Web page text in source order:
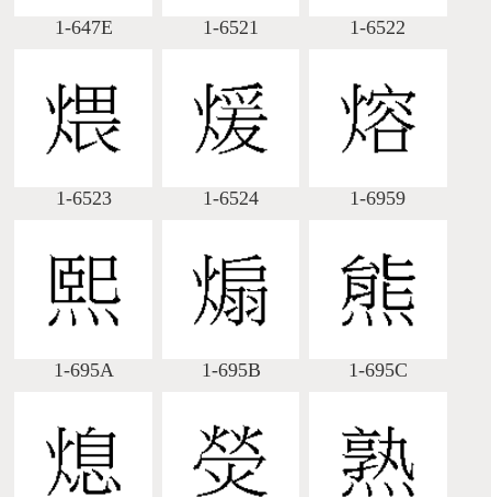
1-647E 1-6521 1-6522
1-6523 1-6524 1-6959
1-695A 1-695B 1-695C